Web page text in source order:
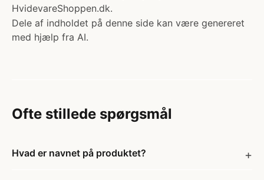
HvidevareShoppen.dk.
Dele af indholdet på denne side kan være genereret
med hjælp fra AI.
Ofte stillede spørgsmål
Hvad er navnet på produktet?